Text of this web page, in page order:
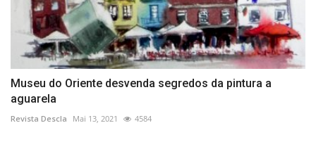
Museu do Oriente desvenda segredos da pintura a
aguarela
Revista Descla Mai 13, 2021 4584